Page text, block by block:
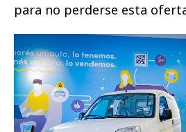
para no perderse esta